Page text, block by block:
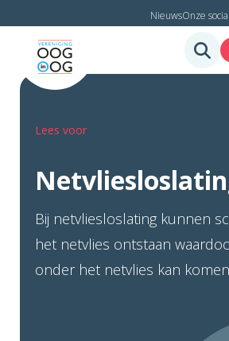
NieuwsOnze
Lees voor
Bij netvliesloslating kunnen
het netvlies ontstaan
onder het netvlies kan